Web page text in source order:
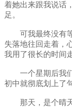
着她出来跟我说话
足。
可我最终没有等
失落地往回走着，
我用了很长的时间
一个星期后我们
初中就彻底划上了
那天，是个晴天